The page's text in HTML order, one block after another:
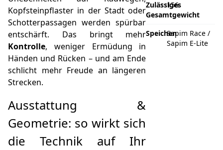
Kopfsteinpflaster in der Stadt oder
Schotterpassagen werden spürbar
entschärft. Das bringt mehr
Kontrolle, weniger Ermüdung in
Händen und Rücken – und am Ende
schlicht mehr Freude an längeren
Strecken.
Ausstattung &
Geometrie: so wirkt sich
die Technik auf Ihr
Zulässiges
Gesamtgewicht
156
SpeichenSapim Race /
Sapim E-Lite